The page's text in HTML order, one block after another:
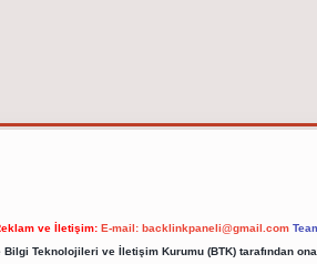
ve İletişim: E-mail: backlinkpaneli@gmail.com
Teknolojileri ve İletişim Kurumu (BTK) tarafından